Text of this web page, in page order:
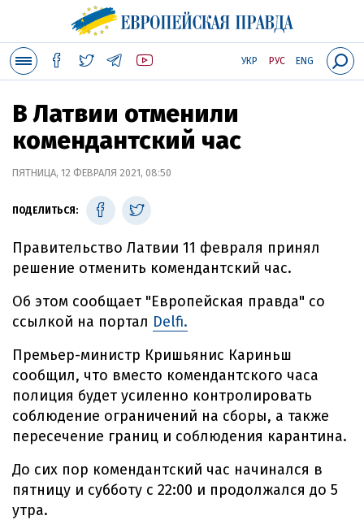
УКР РУС ENG
В Латвии отменили
комендантский час
ПЯТНИЦА, 12 ФЕВРАЛЯ 2021, 08:50
ПОДЕЛИТЬСЯ:
Правительство Латвии 11 февраля принял
решение отменить комендантский час.
Об этом сообщает "Европейская правда" со
ссылкой на портал Delfi.
Премьер-министр Кришьянис Кариньш
сообщил, что вместо комендантского часа
полиция будет усиленно контролировать
соблюдение ограничений на сборы, а также
пересечение границ и соблюдения карантина.
До сих пор комендантский час начинался в
пятницу и субботу с 22:00 и продолжался до 5
утра.